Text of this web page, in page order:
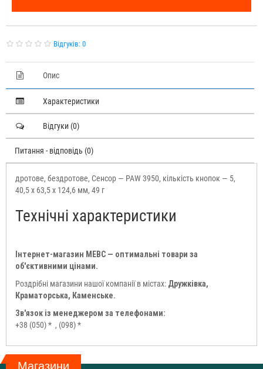
Відгуків: 0
Опис
Характеристики
Відгуки (0)
Питання - відповідь (0)
дротове, бездротове, Сенсор — PAW 3950, кількість кнопок — 5,
40,5 x 63,5 x 124,6 мм, 49 г
Технічні характеристики
Інтернет-магазин МЕВС — оптимальні товари за
об'єктивними цінами.
Роздрібні магазини нашої компанії в містах: Дружківка,
Краматорська, Каменське.
Зв'язок із менеджером за телефонами:
+38 (050) * , (098) *
Магазини